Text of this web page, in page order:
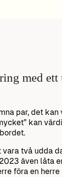
med ett
par, det kan
kan
vara två udda
även låta
föra en